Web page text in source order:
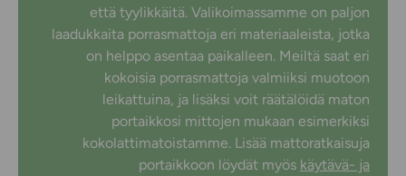
että tyylikkäitä. Valikoimassamme on paljon
laadukkaita porrasmattoja eri materiaaleista, jotka
on helppo asentaa paikalleen. Meiltä saat eri
kokoisia porrasmattoja valmiiksi muotoon
leikattuina, ja lisäksi voit räätälöidä maton
portaikkosi mittojen mukaan esimerkiksi
kokolattimatoistamme. Lisää mattoratkaisuja
portaikkoon löydät myös käytävä- ja